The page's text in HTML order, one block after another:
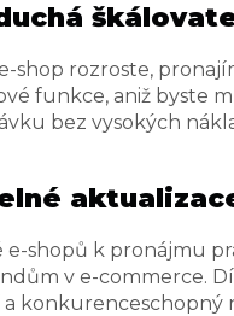
shop rozroste,
funkce, aniž byste
bez vysokých
e-shopů k pronájmu
v e-commerce.
konkurenceschopný